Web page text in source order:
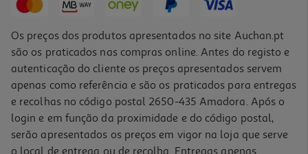
Os preços dos produtos apresentados no site Auchan.pt
são os praticados nas compras online. Antes do registo e
autenticação do cliente os preços apresentados servem
apenas como referência e são os praticados para entregas
e recolhas no código postal 2650-435 Amadora. Após o
login e em função da proximidade e do código postal,
serão apresentados os preços em vigor na loja que serve
o local de entrega ou de recolha. Entregas apenas